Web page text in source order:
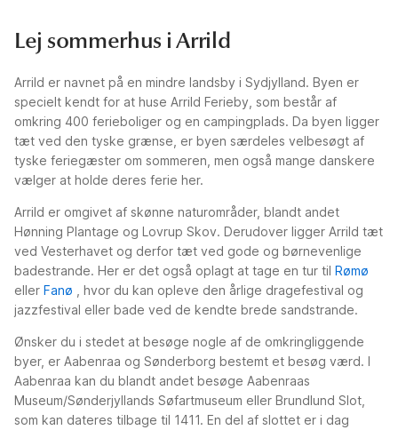
Lej sommerhus i Arrild
Arrild er navnet på en mindre landsby i Sydjylland. Byen er
specielt kendt for at huse Arrild Ferieby, som består af
omkring 400 ferieboliger og en campingplads. Da byen ligger
tæt ved den tyske grænse, er byen særdeles velbesøgt af
tyske feriegæster om sommeren, men også mange danskere
vælger at holde deres ferie her.
Arrild er omgivet af skønne naturområder, blandt andet
Hønning Plantage og Lovrup Skov. Derudover ligger Arrild tæt
ved Vesterhavet og derfor tæt ved gode og børnevenlige
badestrande. Her er det også oplagt at tage en tur til Rømø
eller Fanø , hvor du kan opleve den årlige dragefestival og
jazzfestival eller bade ved de kendte brede sandstrande.
Ønsker du i stedet at besøge nogle af de omkringliggende
byer, er Aabenraa og Sønderborg bestemt et besøg værd. I
Aabenraa kan du blandt andet besøge Aabenraas
Museum/Sønderjyllands Søfartmuseum eller Brundlund Slot,
som kan dateres tilbage til 1411. En del af slottet er i dag